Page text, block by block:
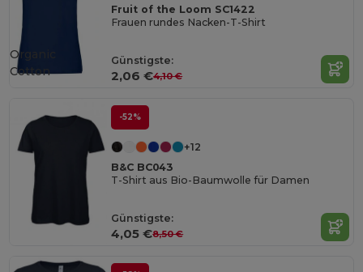
Fruit of the Loom SC1422
Frauen rundes Nacken-T-Shirt
Günstigste:
2,06 €4,10 €
Organic
Cotton
-52%
+12
B&C BC043
T-Shirt aus Bio-Baumwolle für Damen
Günstigste:
4,05 €8,50 €